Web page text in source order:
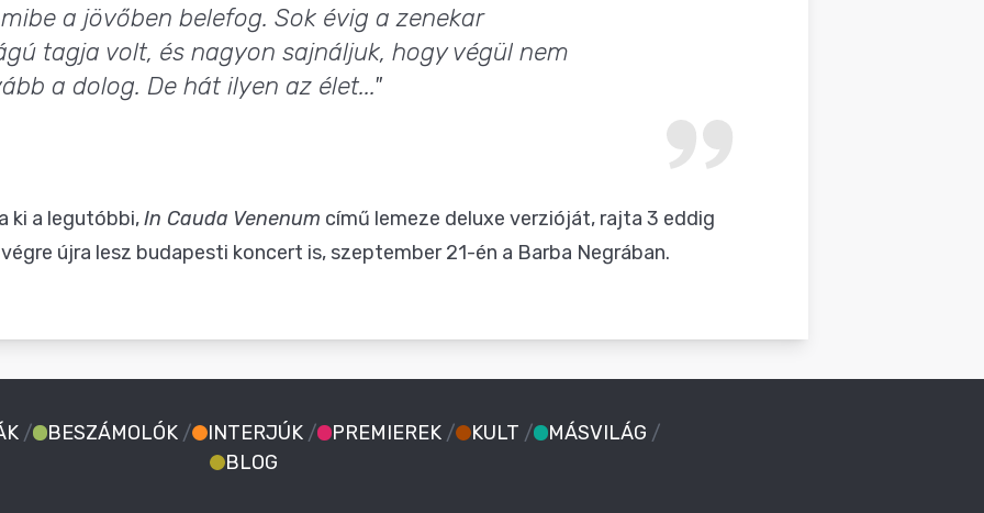
a jövőben belefog. Sok évig a zenekar
tagja volt, és nagyon sajnáljuk, hogy végül nem
a dolog. De hát ilyen az élet..."
ki a legutóbbi,In Cauda Venenum című lemeze deluxe verzióját, rajta 3 eddig
újra lesz budapesti koncert is, szeptember 21-én a Barba Negrában.
/ BESZÁMOLÓK / INTERJÚK / PREMIEREK / KULT / MÁSVILÁG /
BLOG